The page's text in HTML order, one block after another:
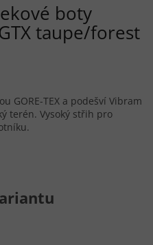
boty
GTX taupe/forest
GORE-TEX a podešví Vibram
terén. Vysoký střih pro